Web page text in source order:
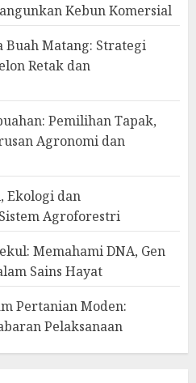
Kebun Komersial
Matang: Strategi
Retak dan
Pemilihan Tapak,
Agronomi dan
Ekologi dan
Agroforestri
Memahami DNA, Gen
Sains Hayat
Pertanian Moden:
Pelaksanaan